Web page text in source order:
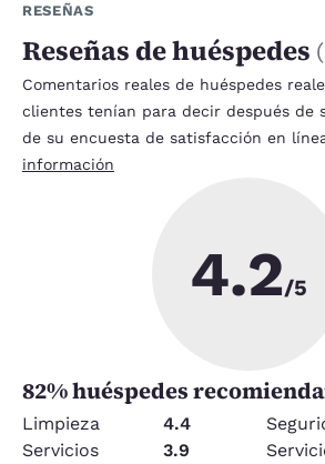
RESEÑAS
Reseñas de huéspedes (
Comentarios reales de huéspedes
clientes tenían para decir después de
de su encuesta de satisfacción en
información
4.2/5
82% huéspedes
Limpieza 4.4
Servicios
3.9